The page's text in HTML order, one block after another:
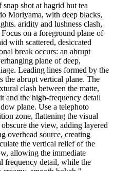
shot at hagrid hut tea
Moriyama, with deep blacks,
aridity and lushness clash,
on a foreground plane of
with scattered, desiccated
break occurs: an abrupt
plane of deep,
Leading lines formed by the
the abrupt vertical plane. The
clash between the matte,
and the high-frequency detail
plane. Use a telephoto
zone, flattening the visual
the view, adding layered
overhead source, creating
the vertical relief of the
allowing the immediate
frequency detail, while the